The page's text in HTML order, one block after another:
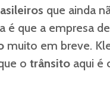
que ainda
é que a empresa
muito em breve.
o trânsito aqui é